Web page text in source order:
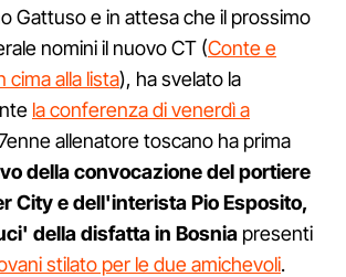
Gattuso e in attesa che il prossimo
nomini il nuovo CT (Conte e
cima alla lista), ha svelato la
la conferenza di venerdì a
allenatore toscano ha prima
della convocazione del portiere
City e dell'interista Pio Esposito,
della disfatta in Bosnia presenti
stilato per le due amichevoli.